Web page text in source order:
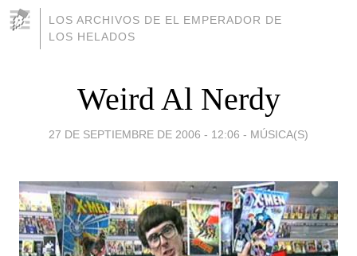
LOS ARCHIVOS DE EL EMPERADOR DE
LOS HELADOS
Weird Al Nerdy
27 DE SEPTIEMBRE DE 2006 - 12:06 - MÚSICA(S)